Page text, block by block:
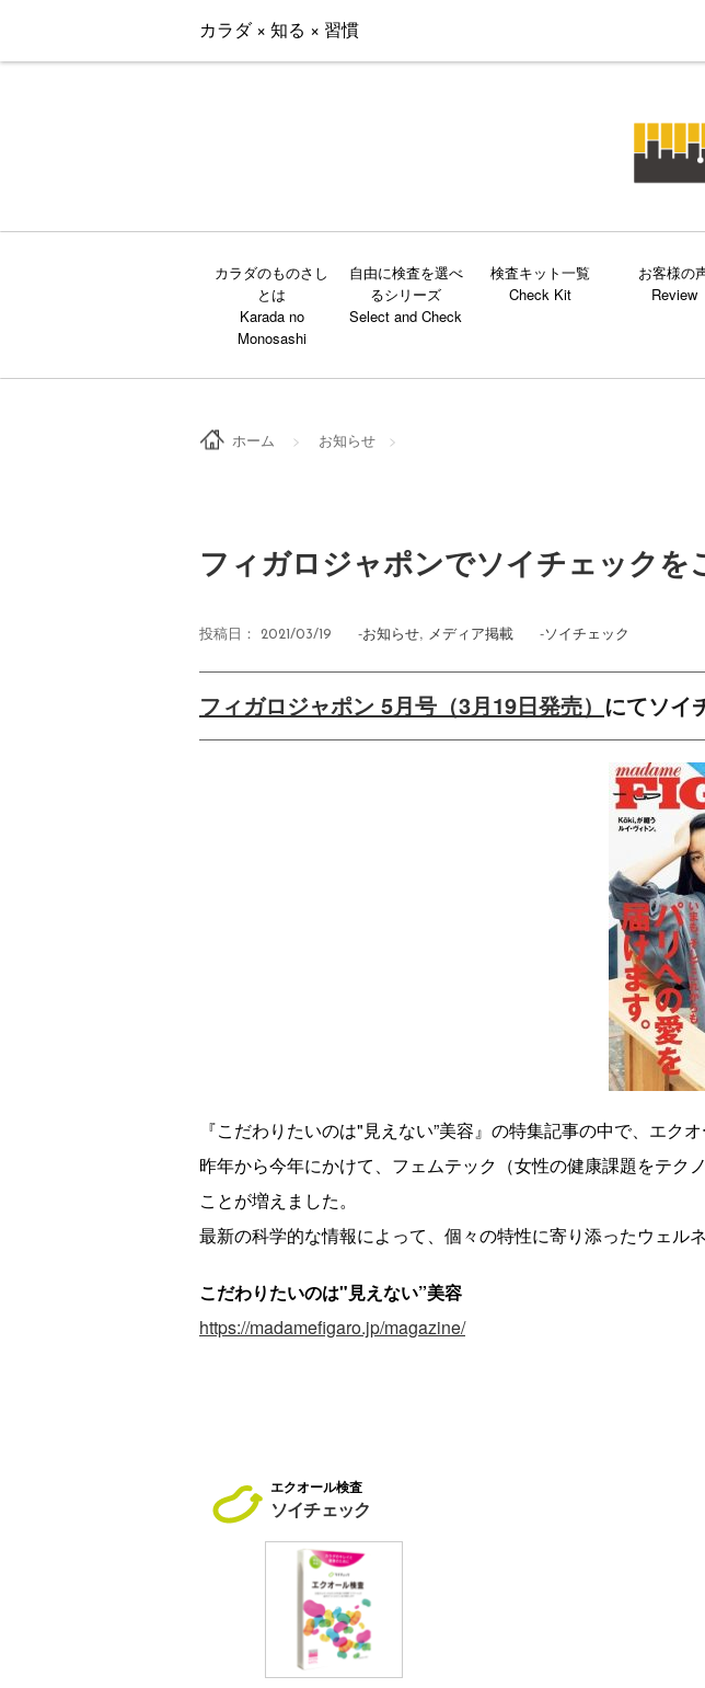
カラダ × 知る × 習慣
カラダのものさし
とは
自由に検査を選べ
るシリーズ
検査キット一覧 お客様の
ホーム > お知らせ >
フィガロジャポンでソイチェックを
投稿日： 2021/03/19 -お知らせ, メディア掲載 -ソイチェック
フィガロジャポン 5月号（3月19日発売） にてソイ
『こだわりたいのは"見えない”美容』の特集記事の中で、エク
昨年から今年にかけて、フェムテック（女性の健康課題をテク
ことが増えました。
最新の科学的な情報によって、個々の特性に寄り添ったウェル
こだわりたいのは"見えない”美容
https://madamefigaro.jp/magazine/
エクオール検査
ソイチェック